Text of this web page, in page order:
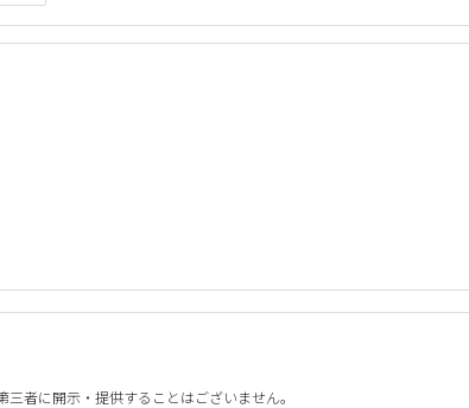
者に開示・提供することはございません。